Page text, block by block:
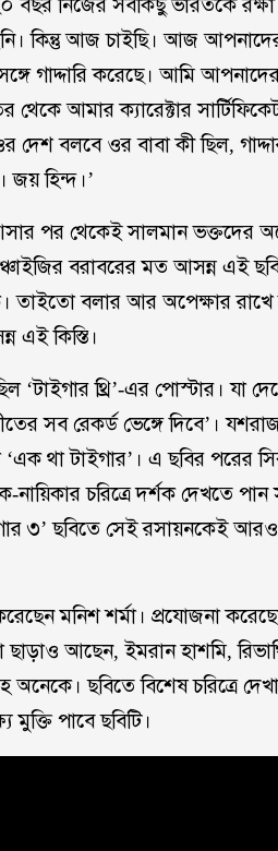
বছর নিজের সবকিছু ভারতকে
কিন্তু আজ চাইছি। আজ
গাদ্দারি করেছে। আমি
আমার ক্যারেক্টার
বলবে ওর বাবা কী ছিল,
জয় হিন্দ।’
পর থেকেই সালমান ভক্তদের
বরাবরের মত আসন্ন এই
তাইতো বলার আর অপেক্ষার
এই কিস্তি।
‘টাইগার থ্রি’-এর পোস্টার। যা
সব রেকর্ড ভেঙ্গে দিবে’।
‘এক থা টাইগার’। এ ছবির পরের
নায়িকার চরিত্রে দর্শক দেখতে
৩’ ছবিতে সেই রসায়নকেই
করেছেন মনিশ শর্মা। প্রযোজনা
ছাড়াও আছেন, ইমরান হাশমি,
অনেকে। ছবিতে বিশেষ চরিত্রে
পাবে ছবিটি।